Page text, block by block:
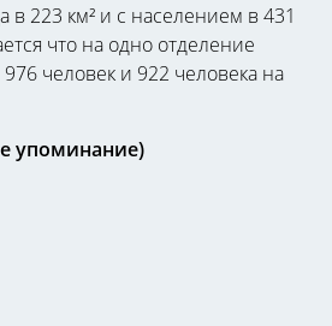
в 223 км² и с населением в 431
что на одно отделение
человек и 922 человека на
упоминание)